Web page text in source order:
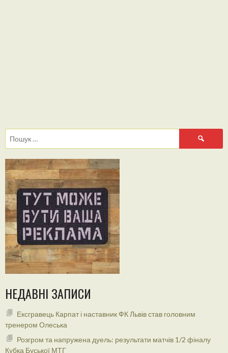
Пошук:
НЕДАВНІ ЗАПИСИ
Ексгравець Карпат і наставник ФК Львів став головним
тренером Олеська
Розгром та напружена дуель: результати матчів 1/2 фіналу
Кубка Буської МТГ